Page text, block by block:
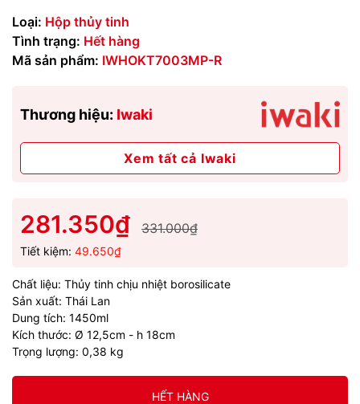
Loại: Hộp thủy tinh
Tình trạng: Hết hàng
Mã sản phẩm: IWHOKT7003MP-R
Thương hiệu: Iwaki
Xem tất cả Iwaki
281.350₫ 331.000₫
Tiết kiệm: 49.650₫
Chất liệu: Thủy tinh chịu nhiệt borosilicate
Sản xuất: Thái Lan
Dung tích: 1450ml
Kích thước: Ø 12,5cm - h 18cm
Trọng lượng: 0,38 kg
HẾT HÀNG